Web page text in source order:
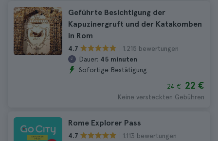
Geführte Besichtigung der
Kapuzinergruft und der Katakomben
in Rom
4.7
1.215 bewertungen
Dauer: 45 minuten
Sofortige Bestätigung
24 € 22 €
Keine versteckten Gebühren
Rome Explorer Pass
4.7 1.113 bewertungen